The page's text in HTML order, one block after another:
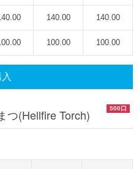
140.00 140.00
100.00 100.00
500口
つ(Hellfire Torch)